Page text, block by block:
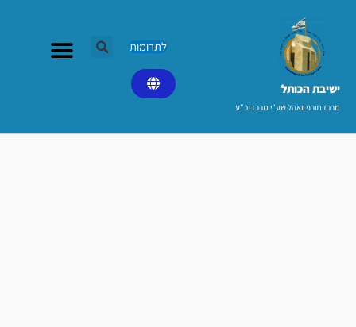
ישיבת הכותל​
מרכז תורני וואהל שע"י מרכז יב"ע
לתרומות